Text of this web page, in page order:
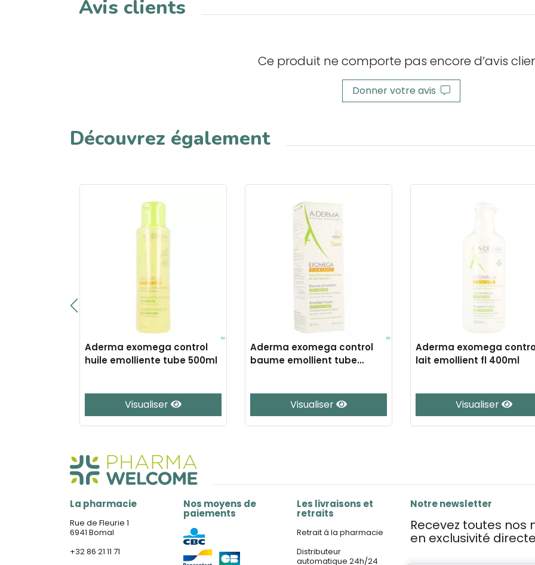
Avis clients
Ce produit ne comporte pas encore d’avis
Donner votre avis
Découvrez également
Aderma exomega control
huile emolliente tube 500ml
Visualiser
Aderma exomega control
baume emollient tube
Visualiser
Aderma exomega
lait emollient fl 400ml
Visualiser
La pharmacie
Rue de Fleurie 1
6941 Bomal
+32 86 21 11 71
Nos moyens de
paiements
Les livraisons et
retraits
Retrait à la pharmacie
Distributeur
automatique 24h/24
Notre newsletter
Recevez toutes
en exclusivité